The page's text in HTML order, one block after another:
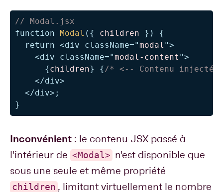
// Modal.jsx
function Modal ( { children } )
{
return <div className="modal ">
<div className="modal-content ">
{children} {/* <-- Contenu injecté
</div>
</div> ;
}
Inconvénient : le contenu JSX passé à
l'intérieur de <Modal> n'est disponible que
sous une seule et même propriété
children , limitant virtuellement le nombre